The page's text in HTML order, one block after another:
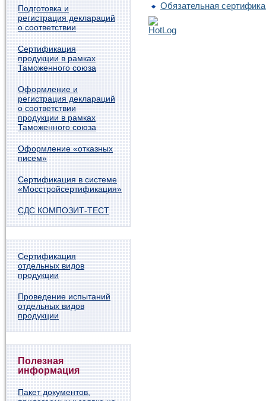
Обязательная
Подготовка и
регистрация деклараций
о соответствии
Сертификация
продукции в рамках
Таможенного союза
Оформление и
регистрация деклараций
о соответствии
продукции в рамках
Таможенного союза
Оформление «отказных
писем»
Сертификация в системе
«Мосстройсертификация»
СДС КОМПОЗИТ-ТЕСТ
Сертификация
отдельных видов
продукции
Проведение испытаний
отдельных видов
продукции
Полезная
информация
Пакет документов,